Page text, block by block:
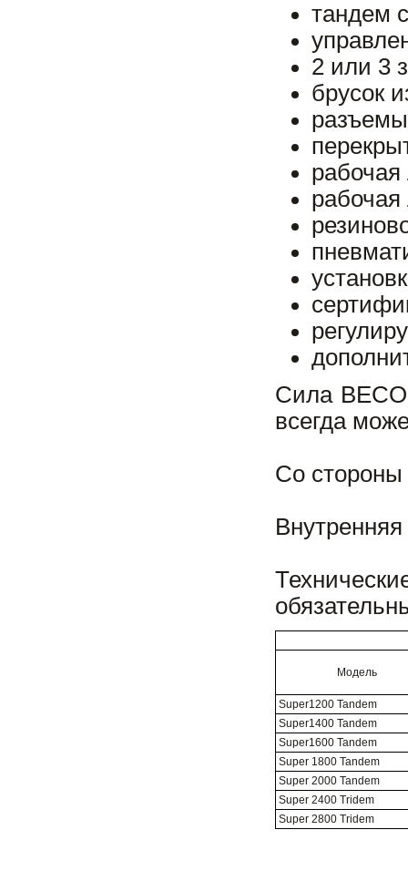
тандем
2 или 3
брусок
рабочая
Сила
всегда
Со стороны
Модель
Super1200 Tandem
Super1400 Tandem
Super1600 Tandem
Super 1800 Tandem
Super 2000 Tandem
Super 2400 Tridem
Super 2800 Tridem